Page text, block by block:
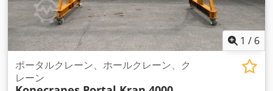
1 / 6
ポータルクレーン、ホールクレーン、ク
レーン